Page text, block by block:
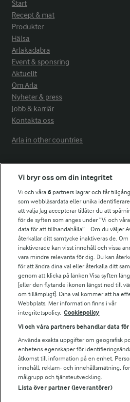
Start
Recept & mat
Produkter
Hälsa
Arlakadabra
Event & sponsring
Aktuellt
Om Arla
Nyheter & press
Jobb & karriär
Kontakta oss
Arla in other countries
Fler Arlasajter
För ägare
Arlas kundportal
Arla.com
Falbygdens Ost
Arla webbshop
Bildbank
Följ oss
© 2026 Arla Foods
Vi bryr oss om din integritet
Vi och våra6 partners lagrar och får
som webbläsardata eller unika
att välja Jag accepterar tillåter du att
för de syften som anges under ”Vi och
data för att tillhandahålla”. . Om du väljer
återkallar ditt samtycke inaktiveras de. Om
inaktiverade kan visst innehåll och vissa
vara mindre relevanta för dig. Du kan
för att ändra dina val eller återkalla ditt
genom att klicka på länken Visa syften
[eller den flytande ikonen längst ned till
om tillämpligt]. Dina val kommer att ha
Webbplats. Mer information finns i vår
integritetspolicy. Cookiepolicy
Vi och våra partners behandlar data
Använda exakta uppgifter om geografisk
enhetens egenskaper för
åtkomst till information på en enhet.
innehåll, reklam- och innehållsmätning,
målgrupp och tjänsteutveckling.
Lista över partner (leverantörer)